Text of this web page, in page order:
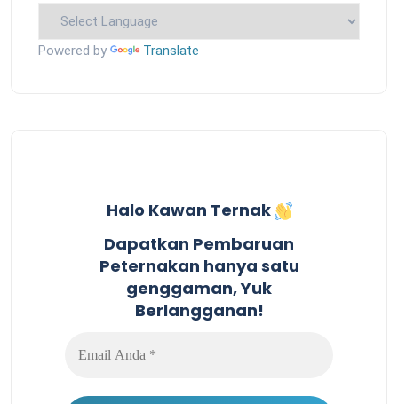
Powered by Translate
Halo Kawan Ternak
Dapatkan Pembaruan
Peternakan hanya satu
genggaman, Yuk
Berlangganan!